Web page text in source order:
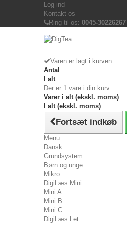
Log ind
Kontakt os
Ring til os: 0045-30226267
Varen er lagt i kurven
Antal
I alt
Der er 1 vare i din kurv
Varer i alt (ekskl. moms)
I alt (ekskl. moms)
Fortsæt indkøb
Menu
Dansk
Grundsystem
Børn og unge
Mikro
DigiLæs Mini
Mini A
Mini B
Mini C
DigiLæs Let